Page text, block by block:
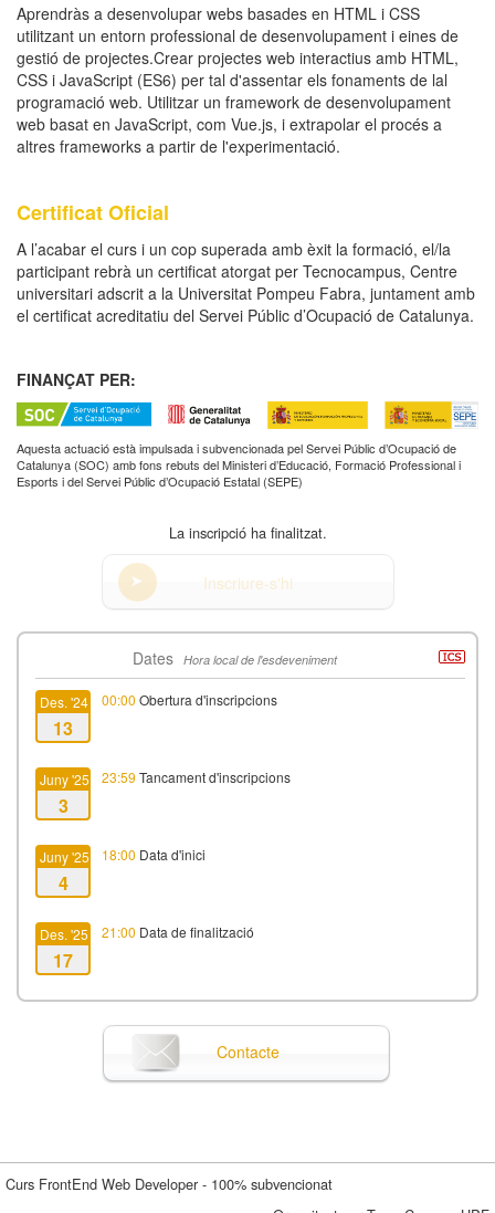
Aprendràs a desenvolupar webs basades en HTML i CSS
utilitzant un entorn professional de desenvolupament i eines de
gestió de projectes.Crear projectes web interactius amb HTML,
CSS i JavaScript (ES6) per tal d'assentar els fonaments de lal
programació web. Utilitzar un framework de desenvolupament
web basat en JavaScript, com Vue.js, i extrapolar el procés a
altres frameworks a partir de l'experimentació.
Certificat Oficial
A l’acabar el curs i un cop superada amb èxit la formació, el/la
participant rebrà un certificat atorgat per Tecnocampus, Centre
universitari adscrit a la Universitat Pompeu Fabra, juntament amb
el certificat acreditatiu del Servei Públic d’Ocupació de Catalunya.
FINANÇAT PER:
Aquesta actuació està impulsada i subvencionada pel Servei Públic d’Ocupació de
Catalunya (SOC) amb fons rebuts del Ministeri d’Educació, Formació Professional i
Esports i del Servei Públic d’Ocupació Estatal (SEPE)
La inscripció ha finalitzat.
Inscriure-s'hi
Dates Hora local de l'esdeveniment
Des. '24
13
00:00 Obertura d'inscripcions
Juny '25
3
23:59 Tancament d'inscripcions
Juny '25
4
18:00 Data d'inici
Des. '25
17
21:00 Data de finalització
Contacte
Curs FrontEnd Web Developer - 100% subvencionat